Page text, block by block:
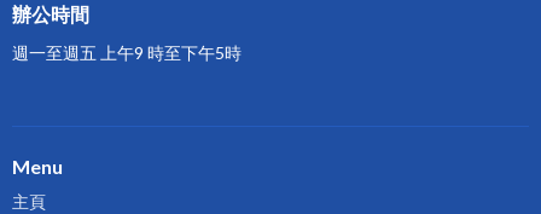
辦公時間
週一至週五 上午9 時至下午5時
Menu
主頁